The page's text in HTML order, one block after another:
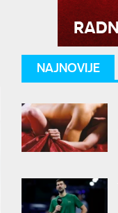
NAJNOVIJE